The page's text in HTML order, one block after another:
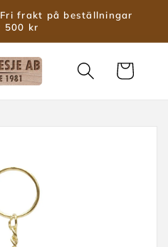
frakt på beställningar
500 kr
Varukorg